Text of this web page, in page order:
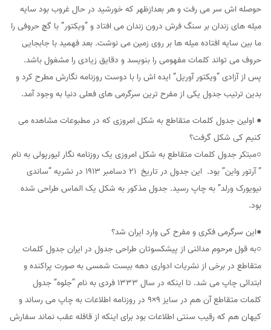
حوصله اش سر می رفت و هر بعدازظهر که خورشید در حال غروب بود سایه
میله های زندان بر سنگ فرش درون زندان می افتاد و “ویکتور” با گچ حروفی را
ما بین سایه افتاده میله ها بر روی زمین می نوشت. بعد فهمید با جابجایی
حروف می تواند کلمات مفهومی را بنویسد و دقایق زیادی را مشغول باشد.
پس از آزادی “ویکتور آوریل” ایده اش را با دوست روزنامه نگارش مطرح کرد و
بدین ترتیب جدول یکی از مفرح ترین سرگرمی های فعلی دنیا به وجود آمد.
● اولین جدول کلمات متقاطع به شکل امروزی که در مطبوعات مشاهده می
کنیم کی شکل گرفت؟
○مبتکر جدول کلمات متقاطع به شکل امروزی یک روزنامه نگار لیورپولی به نام
” آرتور واین” بود. این جدول در تاریخ ۲۱ دسامبر ۱۹۱۳ در نشریه “ساندی
نیویورک ورلد” به چاپ رسید. جدول مذکور به شکل یک الماس طراحی شده
بود.
●این سرگرمی فکری و مفرح کی وارد ایران شد؟
○به قول مرحوم مدائنی از پیشکسوتان طراحی جدول در ایران جدول کلمات
متقاطع در برخی از نشریات ادواری دهه بیست شمسی به صورت پراکنده و
ابتدائی چاپ می شد. تا اینکه در سال ۱۳۳۳ فردی به نام “جلوه” جدول
کلمات متقاطع آن هم در سایز ۹×۹ در روزنامه اطلاعات به چاپ می رساند و
کیهان هم که رقیب سنتی اطلاعات بود برای اینکه از قافله عقب نماند سفارش